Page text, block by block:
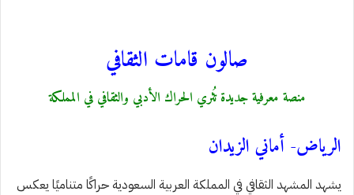
صالون قامات الثقافي
منصة معرفية جديدة تُثري الحراك الأدبي والثقافي في المملكة
الرياض- أماني الزيدان
يشهد المشهد الثقافي في المملكة العربية السعودية حراكًا متناميًا يعكس